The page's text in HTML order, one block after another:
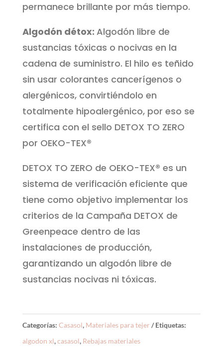
permanece brillante por más tiempo.
Algodón détox: Algodón libre de
sustancias tóxicas o nocivas en la
cadena de suministro. El hilo es teñido
sin usar colorantes cancerígenos o
alergénicos, convirtiéndolo en
totalmente hipoalergénico, por eso se
certifica con el sello DETOX TO ZERO
por OEKO-TEX®
DETOX TO ZERO de OEKO-TEX® es un
sistema de verificación eficiente que
tiene como objetivo implementar los
criterios de la Campaña DETOX de
Greenpeace dentro de las
instalaciones de producción,
garantizando un algodón libre de
sustancias nocivas ni tóxicas.
Categorías: Casasol, Materiales para tejer
Etiquetas:
algodon xl,casasol, Rebajas materiales